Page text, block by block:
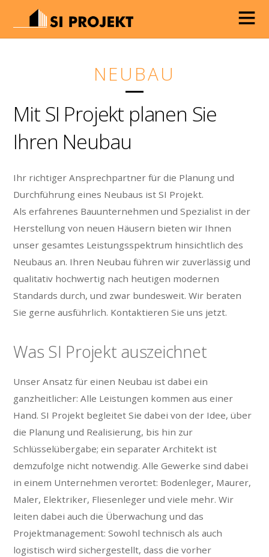
NEUBAU
Mit SI Projekt planen Sie
Ihren Neubau
Ihr richtiger Ansprechpartner für die Planung und
Durchführung eines Neubaus ist SI Projekt.
Als erfahrenes Bauunternehmen und Spezialist in der
Herstellung von neuen Häusern bieten wir Ihnen
unser gesamtes Leistungsspektrum hinsichtlich des
Neubaus an. Ihren Neubau führen wir zuverlässig und
qualitativ hochwertig nach heutigen modernen
Standards durch, und zwar bundesweit. Wir beraten
Sie gerne ausführlich. Kontaktieren Sie uns jetzt.
Was SI Projekt auszeichnet
Unser Ansatz für einen Neubau ist dabei ein
ganzheitlicher: Alle Leistungen kommen aus einer
Hand. SI Projekt begleitet Sie dabei von der Idee, über
die Planung und Realisierung, bis hin zur
Schlüsselübergabe; ein separater Architekt ist
demzufolge nicht notwendig. Alle Gewerke sind dabei
in einem Unternehmen verortet: Bodenleger, Maurer,
Maler, Elektriker, Fliesenleger und viele mehr. Wir
leiten dabei auch die Überwachung und das
Projektmanagement: Sowohl technisch als auch
logistisch wird sichergestellt, dass die vorher